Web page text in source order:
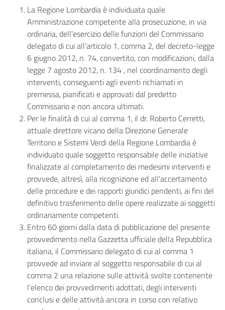
La Regione Lombardia è individuata quale
Amministrazione competente alla prosecuzione, in via
ordinaria, dell’esercizio delle funzioni del Commissario
delegato di cui all’articolo 1, comma 2, del decreto-legge
6 giugno 2012, n. 74, convertito, con modificazioni, dalla
legge 7 agosto 2012, n. 134 , nel coordinamento degli
interventi, conseguenti agli eventi richiamati in
premessa, pianificati e approvati dal predetto
Commissario e non ancora ultimati.
Per le finalità di cui al comma 1, il dr. Roberto Cerretti,
attuale direttore vicario della Direzione Generale
Territorio e Sistemi Verdi della Regione Lombardia è
individuato quale soggetto responsabile delle iniziative
finalizzate al completamento dei medesimi interventi e
provvede, altresì, alla ricognizione ed all'accertamento
delle procedure e dei rapporti giuridici pendenti, ai fini del
definitivo trasferimento delle opere realizzate ai soggetti
ordinariamente competenti.
Entro 60 giorni dalla data di pubblicazione del presente
provvedimento nella Gazzetta ufficiale della Repubblica
italiana, il Commissario delegato di cui al comma 1
provvede ad inviare al soggetto responsabile di cui al
comma 2 una relazione sulle attività svolte contenente
l’elenco dei provvedimenti adottati, degli interventi
conclusi e delle attività ancora in corso con relativo